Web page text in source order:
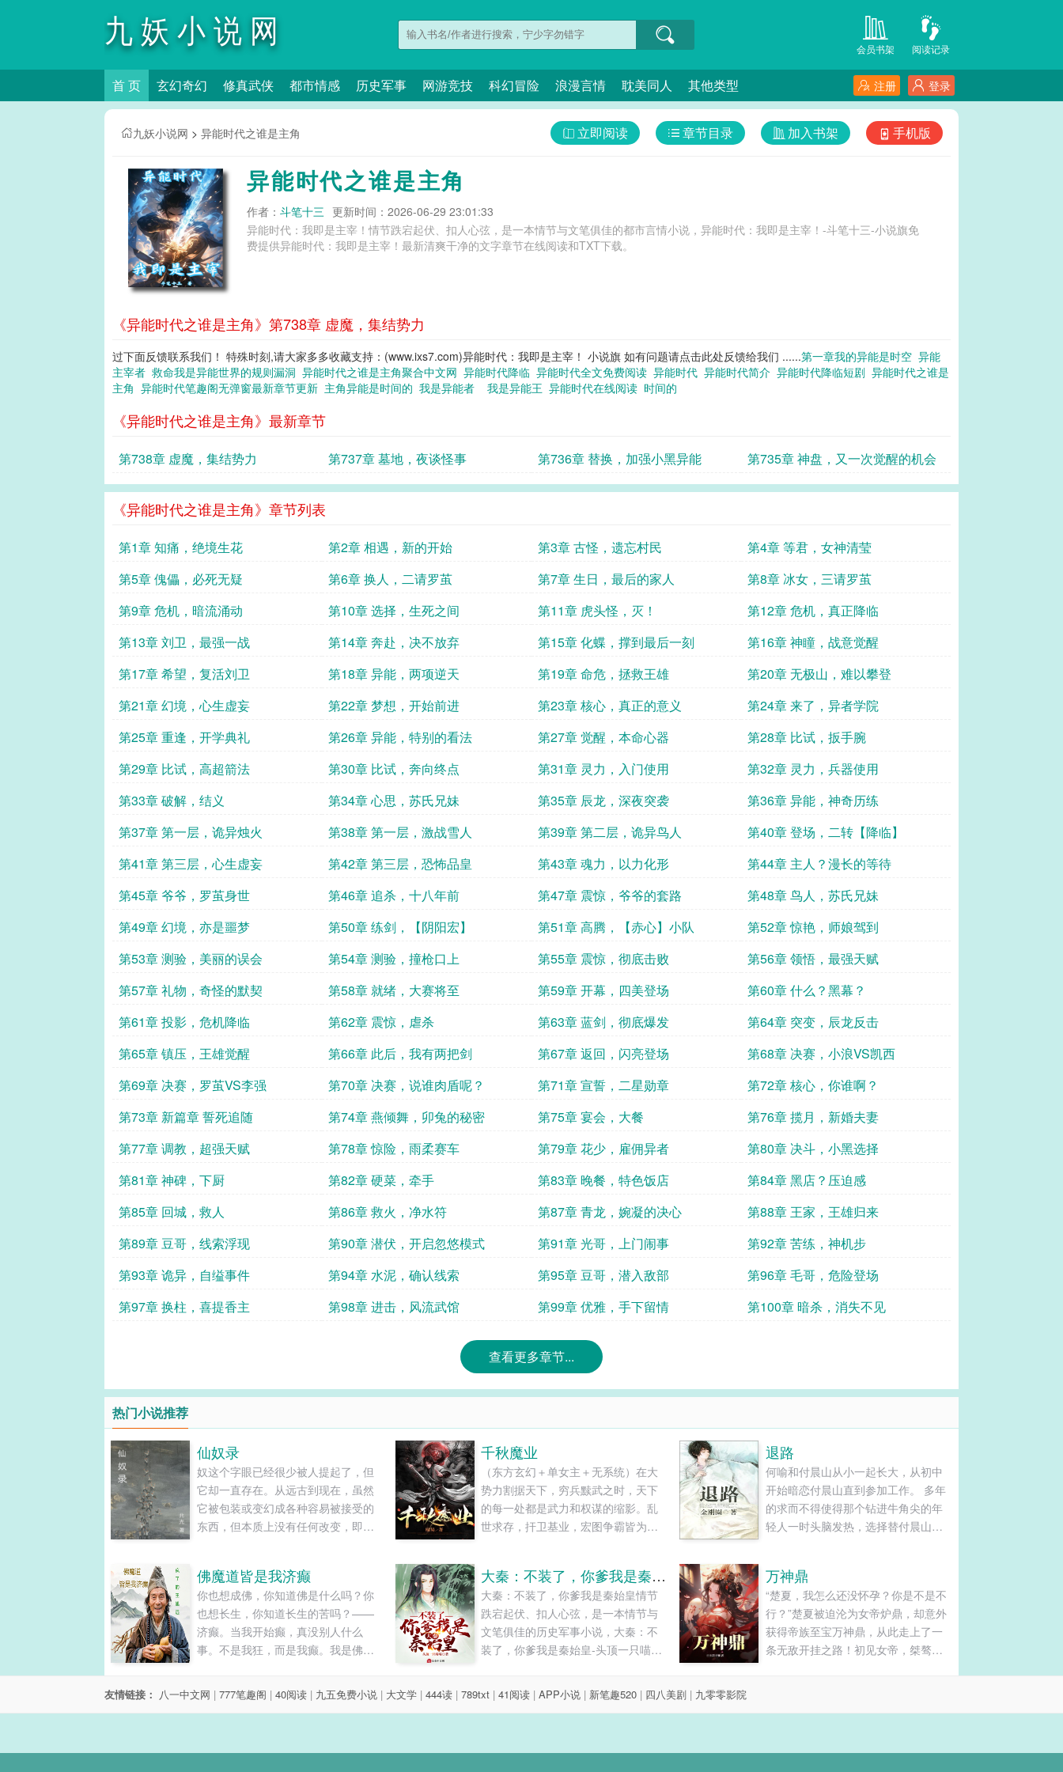
九妖小说网 阅读记录
会员书架
首 页 玄幻奇幻 修真武侠 都市情感 历史军事 网游竞技 科幻冒险 浪漫言情 耽美同人 其他类型 登录
注册
九妖小说网 > 异能时代之谁是主角 手机版
加入书架
章节目录
立即阅读
异能时代之谁是主角
作者： 斗笔十三 更新时间：2026-06-29 23:01:33
异能时代：我即是主宰！情节跌宕起伏、扣人心弦，是一本情节与文笔俱佳的都市言情小说，异能时代：我即是主宰！-斗笔十三-小说旗免
费提供异能时代：我即是主宰！最新清爽干净的文字章节在线阅读和TXT下载。
《异能时代之谁是主角》第738章 虚魔，集结势力
过下面反馈联系我们！ 特殊时刻,请大家多多收藏支持：(www.ixs7.com)异能时代：我即是主宰！ 小说旗 如有问题请点击此处反馈给我们 ......第一章我的异能是时空 异能
主宰者 救命我是异能世界的规则漏洞 异能时代之谁是主角聚合中文网 异能时代降临 异能时代全文免费阅读 异能时代 异能时代简介 异能时代降临短剧 异能时代之谁是
主角 异能时代笔趣阁无弹窗最新章节更新 主角异能是时间的 我是异能者 我是异能王 异能时代在线阅读 时间的
《异能时代之谁是主角》最新章节
第738章 虚魔，集结势力 第737章 墓地，夜谈怪事 第736章 替换，加强小黑异能 第735章 神盘，又一次觉醒的机会
《异能时代之谁是主角》章节列表
第1章 知痛，绝境生花 第2章 相遇，新的开始 第3章 古怪，遗忘村民
第4章 等君，女神清莹
第5章 傀儡，必死无疑
第6章 换人，二请罗茧 第7章 生日，最后的家人
第8章 冰女，三请罗茧
第9章 危机，暗流涌动
第10章 选择，生死之间 第11章 虎头怪，灭！
第12章 危机，真正降临
第13章 刘卫，最强一战
第14章 奔赴，决不放弃 第15章 化蝶，撑到最后一刻
第16章 神瞳，战意觉醒
第17章 希望，复活刘卫
第18章 异能，两项逆天 第19章 命危，拯救王雄
第20章 无极山，难以攀登
第21章 幻境，心生虚妄
第22章 梦想，开始前进 第23章 核心，真正的意义
第24章 来了，异者学院
第25章 重逢，开学典礼
第26章 异能，特别的看法 第27章 觉醒，本命心器
第28章 比试，扳手腕
第29章 比试，高超箭法
第30章 比试，奔向终点 第31章 灵力，入门使用
第32章 灵力，兵器使用
第33章 破解，结义
第34章 心思，苏氏兄妹 第35章 辰龙，深夜突袭
第36章 异能，神奇历练
第37章 第一层，诡异烛火
第38章 第一层，激战雪人 第39章 第二层，诡异鸟人
第40章 登场，二转【降临】
第41章 第三层，心生虚妄
第42章 第三层，恐怖品皇 第43章 魂力，以力化形
第44章 主人？漫长的等待
第45章 爷爷，罗茧身世
第46章 追杀，十八年前 第47章 震惊，爷爷的套路
第48章 鸟人，苏氏兄妹
第49章 幻境，亦是噩梦
第50章 练剑，【阴阳宏】 第51章 高腾，【赤心】小队
第52章 惊艳，师娘驾到
第53章 测验，美丽的误会
第54章 测验，撞枪口上 第55章 震惊，彻底击败
第56章 领悟，最强天赋
第57章 礼物，奇怪的默契
第58章 就绪，大赛将至 第59章 开幕，四美登场
第60章 什么？黑幕？
第61章 投影，危机降临
第62章 震惊，虐杀 第63章 蓝剑，彻底爆发
第64章 突变，辰龙反击
第65章 镇压，王雄觉醒
第66章 此后，我有两把剑 第67章 返回，闪亮登场
第68章 决赛，小浪VS凯西
第69章 决赛，罗茧VS李强
第70章 决赛，说谁肉盾呢？ 第71章 宣誓，二星勋章
第72章 核心，你谁啊？
第73章 新篇章 誓死追随
第74章 燕倾舞，卯兔的秘密 第75章 宴会，大餐
第76章 揽月，新婚夫妻
第77章 调教，超强天赋
第78章 惊险，雨柔赛车 第79章 花少，雇佣异者
第80章 决斗，小黑选择
第81章 神碑，下厨
第82章 硬菜，牵手 第83章 晚餐，特色饭店
第84章 黑店？压迫感
第85章 回城，救人
第86章 救火，净水符 第87章 青龙，婉凝的决心
第88章 王家，王雄归来
第89章 豆哥，线索浮现
第90章 潜伏，开启忽悠模式 第91章 光哥，上门闹事
第92章 苦练，神机步
第93章 诡异，自缢事件
第94章 水泥，确认线索 第95章 豆哥，潜入敌部
第96章 毛哥，危险登场
第97章 换柱，喜提香主
第98章 进击，风流武馆 第99章 优雅，手下留情 第100章 暗杀，消失不见
查看更多章节...
热门小说推荐
仙奴录
奴这个字眼已经很少被人提起了，但
它却一直存在。从远古到现在，虽然
它被包装或变幻成各种容易被接受的
东西，但本质上没有任何改变，即使
知。......
千秋魔业
（东方玄幻＋单女主＋无系统）在大
势力割据天下，穷兵黩武之时，天下
的每一处都是武力和权谋的缩影。乱
世求存，扞卫基业，宏图争霸皆为千
退路
何喻和付晨山从小一起长大，从初中
开始暗恋付晨山直到参加工作。 多年
的求而不得使得那个钻进牛角尖的年
轻人一时头脑发热，选择替付晨山坐
攀附了乔慕冬而获得更好的生活， 那
时候他才懂得后悔，可是已经无路可
退。 三年后重获自由，付晨山人生得
意，美人在侧， 何喻当年的满腔激情
仿佛成了笑话， 他在艰难地境地中为
佛魔道皆是我济癫
你也想成佛，你知道佛是什么吗？你
也想长生，你知道长生的苦吗？——
济癫。当我开始癫，真没别人什么
事。不是我狂，而是我癫。我是佛，
想当人，但总有一颗人心还在。......
大秦：不装了，你爹我是秦始皇
大秦：不装了，你爹我是秦始皇情节
跌宕起伏、扣人心弦，是一本情节与
文笔俱佳的历史军事小说，大秦：不
装了，你爹我是秦始皇-头顶一只喵喵-
我是秦始皇最新清爽干净的文字章节
在线阅读和TXT下载。...
万神鼎
“楚夏，我怎么还没怀孕？你是不是不
行？”楚夏被迫沦为女帝炉鼎，却意外
获得帝族至宝万神鼎，从此走上了一
条无敌开挂之路！初见女帝，桀骜不
友情链接： 八一中文网 | 777笔趣阁 | 40阅读 | 九五免费小说 | 大文学 | 444读 | 789txt | 41阅读 | APP小说 | 新笔趣520 | 四八美剧 | 九零零影院